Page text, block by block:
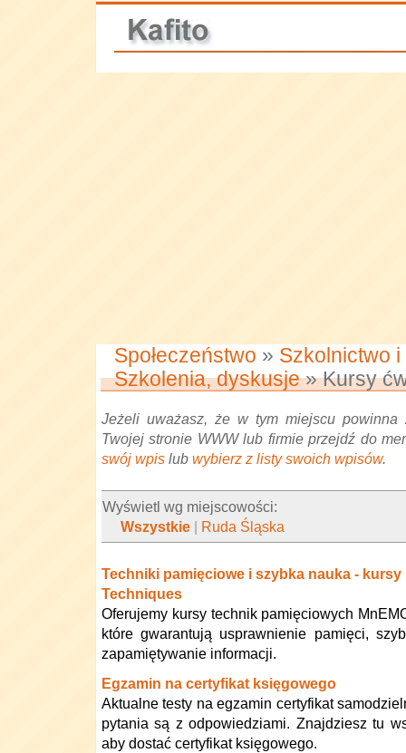
Społeczeństwo » Szkolnictwo
Szkolenia, dyskusje» Kursy
Jeżeli uważasz, że w tym miejscu powinna
Twojej stronie WWW lub firmie przejdź do
swój wpis lub wybierz z listy swoich wpisów.
Wyświetl wg miejscowości:
Wszystkie | Ruda Śląska
Techniki pamięciowe i szybka nauka - kursy
Techniques
Oferujemy kursy technik pamięciowych
które gwarantują usprawnienie pamięci,
zapamiętywanie informacji.
Egzamin na certyfikat księgowego
Aktualne testy na egzamin certyfikat
pytania są z odpowiedziami. Znajdziesz tu
aby dostać certyfikat księgowego.